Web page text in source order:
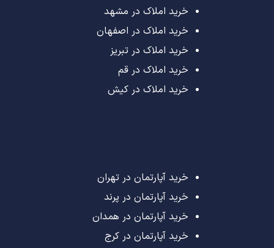
خرید املاک در مشهد
خرید املاک در اصفهان
خرید املاک در تبریز
خرید املاک در قم
خرید املاک در کیش
خرید آپارتمان در تهران
خرید آپارتمان در پرند
خرید آپارتمان در همدان
خرید آپارتمان در کرج